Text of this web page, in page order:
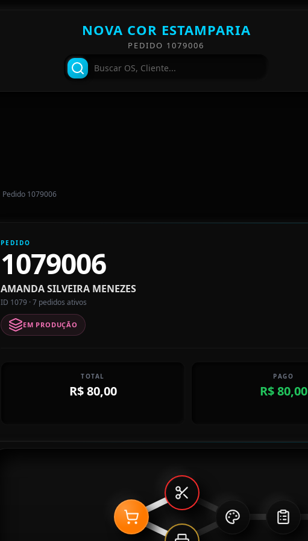
NOVA COR ESTAMPARIA
PEDIDO 1079006
Pedido 1079006
PEDIDO
1079006
AMANDA SILVEIRA MENEZES
ID 1079 · 7 pedidos ativos
EM PRODUÇÃO
TOTAL
R$ 80,00
PAGO
R$ 80,00